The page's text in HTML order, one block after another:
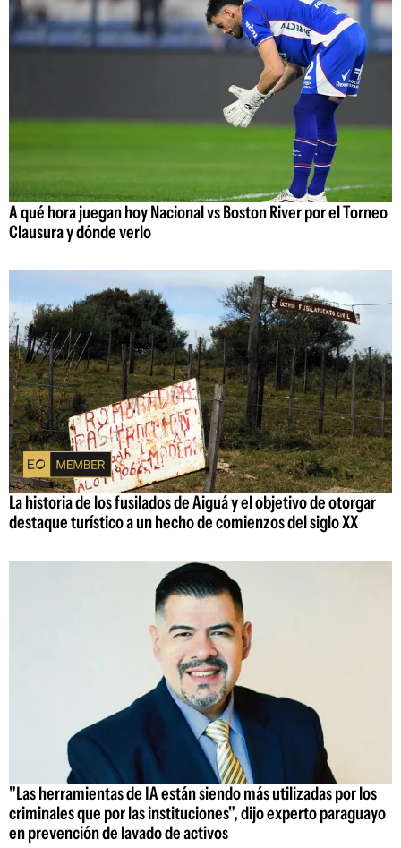
A qué hora juegan hoy Nacional vs Boston River por el Torneo
Clausura y dónde verlo
La historia de los fusilados de Aiguá y el objetivo de otorgar
destaque turístico a un hecho de comienzos del siglo XX
"Las herramientas de IA están siendo más utilizadas por los
criminales que por las instituciones", dijo experto paraguayo
en prevención de lavado de activos